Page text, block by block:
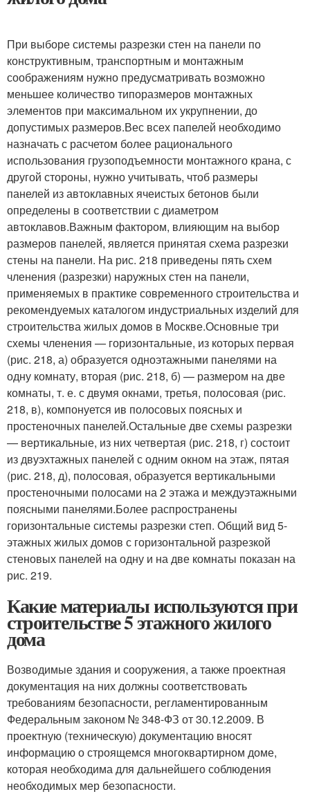
При выборе системы разрезки стен на панели по
конструктивным, транспортным и монтажным
соображениям нужно предусматривать возможно
меньшее количество типоразмеров монтажных
элементов при максимальном их укрупнении, до
допустимых размеров.Вес всех папелей необходимо
назначать с расчетом более рационального
использования грузоподъемности монтажного крана, с
другой стороны, нужно учитывать, чтоб размеры
панелей из автоклавных ячеистых бетонов были
определены в соответствии с диаметром
автоклавов.Важным фактором, влияющим на выбор
размеров панелей, является принятая схема разрезки
стены на панели. На рис. 218 приведены пять схем
членения (разрезки) наружных стен на панели,
применяемых в практике современного строительства и
рекомендуемых каталогом индустриальных изделий для
строительства жилых домов в Москве.Основные три
схемы членения — горизонтальные, из которых первая
(рис. 218, а) образуется одноэтажными панелями на
одну комнату, вторая (рис. 218, б) — размером на две
комнаты, т. е. с двумя окнами, третья, полосовая (рис.
218, в), компонуется ив полосовых поясных и
простеночных панелей.Остальные две схемы разрезки
— вертикальные, из них четвертая (рис. 218, г) состоит
из двуэхтажных панелей с одним окном на этаж, пятая
(рис. 218, д), полосовая, образуется вертикальными
простеночными полосами на 2 этажа и междуэтажными
поясными панелями.Более распространены
горизонтальные системы разрезки степ. Общий вид 5-
этажных жилых домов с горизонтальной разрезкой
стеновых панелей на одну и на две комнаты показан на
рис. 219.
Какие материалы используются при
строительстве 5 этажного жилого
дома
Возводимые здания и сооружения, а также проектная
документация на них должны соответствовать
требованиям безопасности, регламентированным
Федеральным законом № 348-ФЗ от 30.12.2009. В
проектную (техническую) документацию вносят
информацию о строящемся многоквартирном доме,
которая необходима для дальнейшего соблюдения
необходимых мер безопасности.